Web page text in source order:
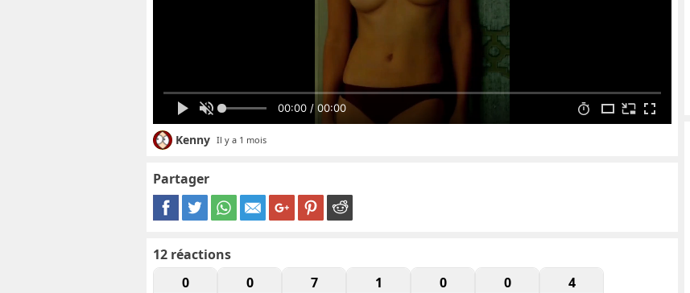
00:00 / 00:00
Kenny Il y a 1 mois
Partager
12 réactions
0
0 7 1 0 0 4